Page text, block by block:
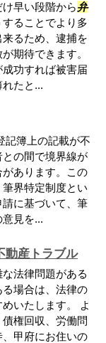
早い段階から弁
ることでより多
るため、逮捕を
期待できます。
功すれば被害届
たと...
記簿上の記載が不
の間で境界線が
あります。この
界特定制度とい
に基づいて、筆
見を...
動産トラブル
法律問題がある
場合は、法律の
いたします。 よ
権回収、労働問
甲府にお住いの